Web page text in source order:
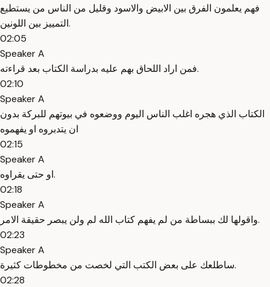
فهم يعلمون الفرق بين الابيض والاسود وقليل من الناس من يستطيع
التمييز بين اللونين.
02:05
Speaker A
فمن اراد اللحاق بهم عليه بدراسة الكتاب بعد قراءته.
02:10
Speaker A
الكتاب الذي هجره اغلب الناس اليوم ووضعوه في بيوتهم للبركة بدون
ان يتدبروه او يفهموه
02:15
Speaker A
او حتى يقراوه.
02:18
Speaker A
واقولها لك ببساطة من لم يفهم كتاب الله لم ولن يبصر حقيقة الامر.
02:23
Speaker A
ساطلعك على بعض الكتب التي لخصت من مخطوطات كثيرة.
02:28